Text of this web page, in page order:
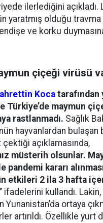
ilerlediğini açıkladı.
yaratmış olduğu travma
ve korku
çiçeği virüsü
Koca tarafından
Türkiye’de maymun
rastlanmadı. Sağlık
hayvanlardan bulaşan
açıklamasında,
müsterih olsunlar.
pandemi kararı
etkileri 2 ila 3 hafta
ifadelerini kullandı.
ortaya
artırıldı. Özellikle yurt